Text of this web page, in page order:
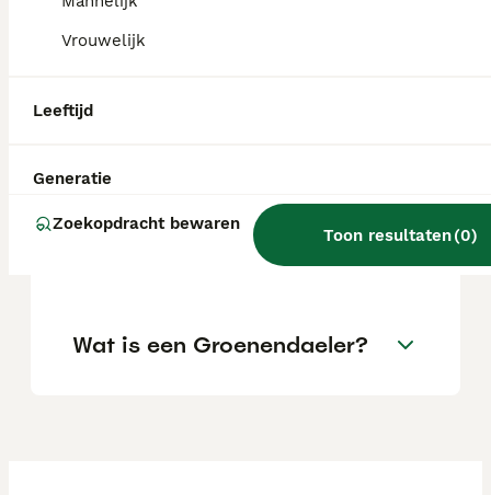
Vrouwelijk
Leeftijd
Generatie
Zoekopdracht bewaren
Toon resultaten(0)
Welke fokkers van
Groenendaelers zijn er in
Is een Groenendaeler een
goede gezinshond?
Wat is een Groenendaeler?